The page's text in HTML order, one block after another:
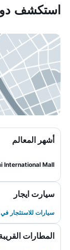
استكشف
أشهر المعالم
International Mall
سيارت ايجار
سيارات للاستئجار
المطارات